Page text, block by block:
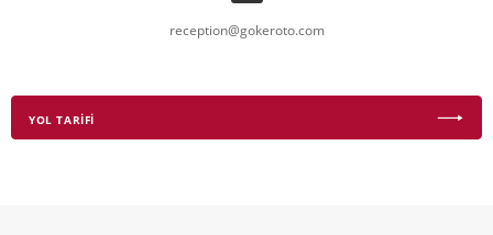
reception@gokeroto.com
YOL TARİFİ